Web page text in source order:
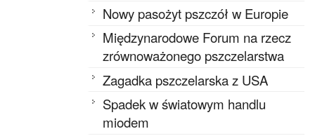
Nowy pasożyt pszczół w Europie
Międzynarodowe Forum na rzecz
zrównoważonego pszczelarstwa
Zagadka pszczelarska z USA
Spadek w światowym handlu
miodem